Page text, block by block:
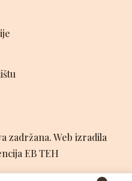
zadržana. Web izradila
EB TEH